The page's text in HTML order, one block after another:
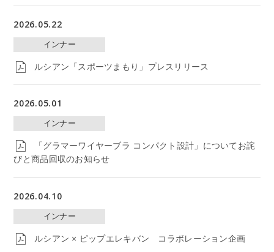
2026.05.22
インナー
ルシアン「スポーツまもり」プレスリリース
2026.05.01
インナー
「グラマーワイヤーブラ コンパクト設計」についてお詫
びと商品回収のお知らせ
2026.04.10
インナー
ルシアン × ピップエレキバン コラボレーション企画